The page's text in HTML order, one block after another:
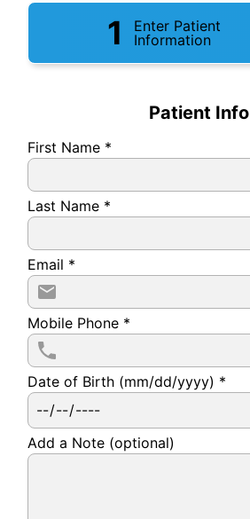
1
Enter Patient
Information
Patient Info
First Name *
Last Name *
Email *
Mobile Phone *
Date of Birth (mm/dd/yyyy) *
Add a Note (optional)